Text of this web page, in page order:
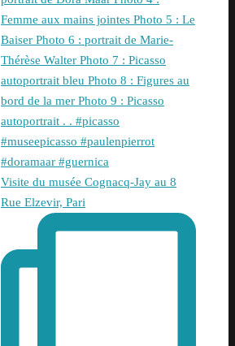
Visite du musée Cognacq-Jay au 8
Rue Elzevir, Pari